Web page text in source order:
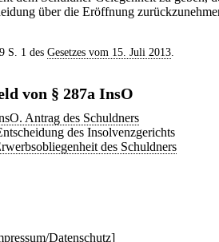
über die Eröffnung
S. 1 des Gesetzes vom 15. Juli 2013.
von § 287a InsO
Antrag des Schuldners
des Insolvenzgerichts
des Schuldners
Datenschutz]